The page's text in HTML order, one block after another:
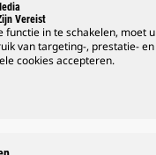
Vereist
functie in te schakelen, moet u
van targeting-, prestatie- en
cookies accepteren.